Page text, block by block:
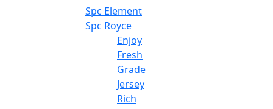
Spc Element
Spc Royce
Enjoy
Fresh
Grade
Jersey
Rich